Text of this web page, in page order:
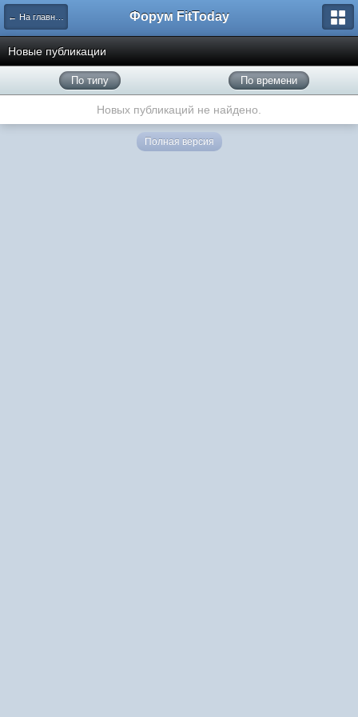
← На главную Форум FitToday
Новые публикации
По типу По времени
Новых публикаций не найдено.
Полная версия